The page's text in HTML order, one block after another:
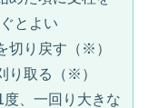
とよい
切り戻す（※）
り取る（※）
、一回り大きな